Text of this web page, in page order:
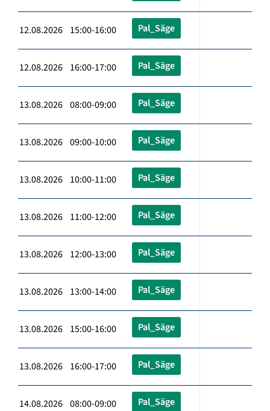
12.08.2026 15:00-16:00 Pal_Säge
12.08.2026 16:00-17:00 Pal_Säge
13.08.2026 08:00-09:00 Pal_Säge
13.08.2026 09:00-10:00 Pal_Säge
13.08.2026 10:00-11:00 Pal_Säge
13.08.2026 11:00-12:00 Pal_Säge
13.08.2026 12:00-13:00 Pal_Säge
13.08.2026 13:00-14:00 Pal_Säge
13.08.2026 15:00-16:00 Pal_Säge
13.08.2026 16:00-17:00 Pal_Säge
14.08.2026 08:00-09:00 Pal_Säge